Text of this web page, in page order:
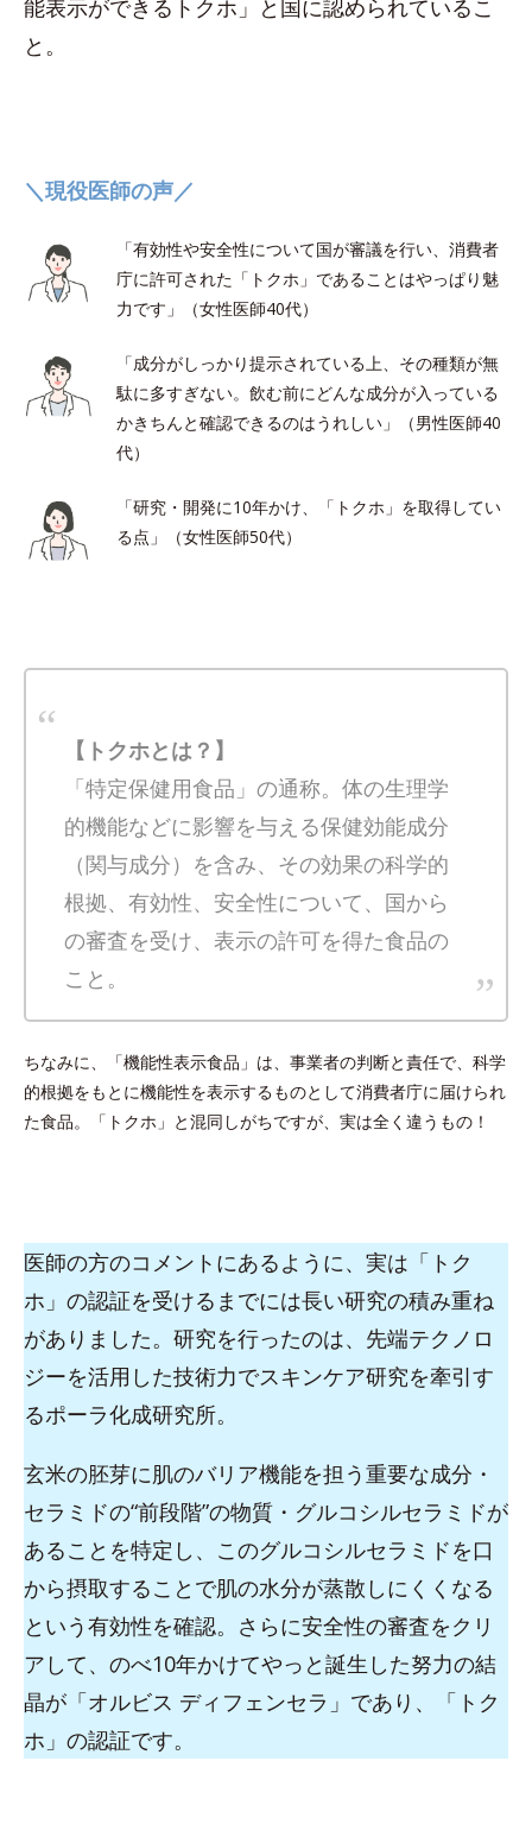
能表示ができるトクホ」と国に認められているこ
と。
＼現役医師の声／
「有効性や安全性について国が審議を行い、消費者
庁に許可された「トクホ」であることはやっぱり魅
力です」（女性医師40代）
「成分がしっかり提示されている上、その種類が無
駄に多すぎない。飲む前にどんな成分が入っている
かきちんと確認できるのはうれしい」（男性医師40
代）
「研究・開発に10年かけ、「トクホ」を取得してい
る点」（女性医師50代）
【トクホとは？】
「特定保健用食品」の通称。体の生理学
的機能などに影響を与える保健効能成分
（関与成分）を含み、その効果の科学的
根拠、有効性、安全性について、国から
の審査を受け、表示の許可を得た食品の
こと。
ちなみに、「機能性表示食品」は、事業者の判断と責任で、科学
的根拠をもとに機能性を表示するものとして消費者庁に届けられ
た食品。「トクホ」と混同しがちですが、実は全く違うもの！
医師の方のコメントにあるように、実は「トク
ホ」の認証を受けるまでには長い研究の積み重ね
がありました。研究を行ったのは、先端テクノロ
ジーを活用した技術力でスキンケア研究を牽引す
るポーラ化成研究所。
玄米の胚芽に肌のバリア機能を担う重要な成分・
セラミドの“前段階”の物質・グルコシルセラミドが
あることを特定し、このグルコシルセラミドを口
から摂取することで肌の水分が蒸散しにくくなる
という有効性を確認。さらに安全性の審査をクリ
アして、のべ10年かけてやっと誕生した努力の結
晶が「オルビス ディフェンセラ」であり、「トク
ホ」の認証です。